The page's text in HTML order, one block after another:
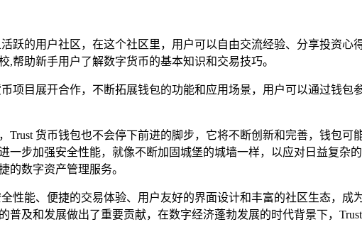
跃的用户社区，在这个社区里，用户可以自由交流经验、分享投资
,帮助新手用户了解数字货币的基本知识和交易技巧。
项目展开合作，不断拓展钱包的功能和应用场景，用户可以通过钱包
Trust 货币钱包也不会停下前进的脚步，它将不断创新和完善，钱包
一步加强安全性能，就像不断加固城堡的城墙一样，以应对日益复杂
的数字资产管理服务。
性能、便捷的交易体验、用户友好的界面设计和丰富的社区生态，
普及和发展做出了重要贡献，在数字经济蓬勃发展的时代背景下，